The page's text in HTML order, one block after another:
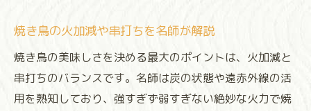
焼き鳥の火加減や串打ちを名師が解説
焼き鳥の美味しさを決める最大のポイントは、火加減と
串打ちのバランスです。名師は炭の状態や遠赤外線の活
用を熟知しており、強すぎず弱すぎない絶妙な火力で焼